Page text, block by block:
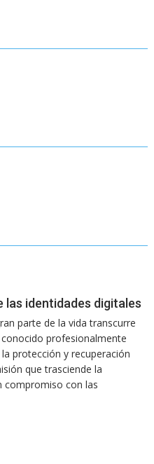
las identidades digitales
parte de la vida transcurre
profesionalmente
protección y recuperación
que trasciende la
compromiso con las